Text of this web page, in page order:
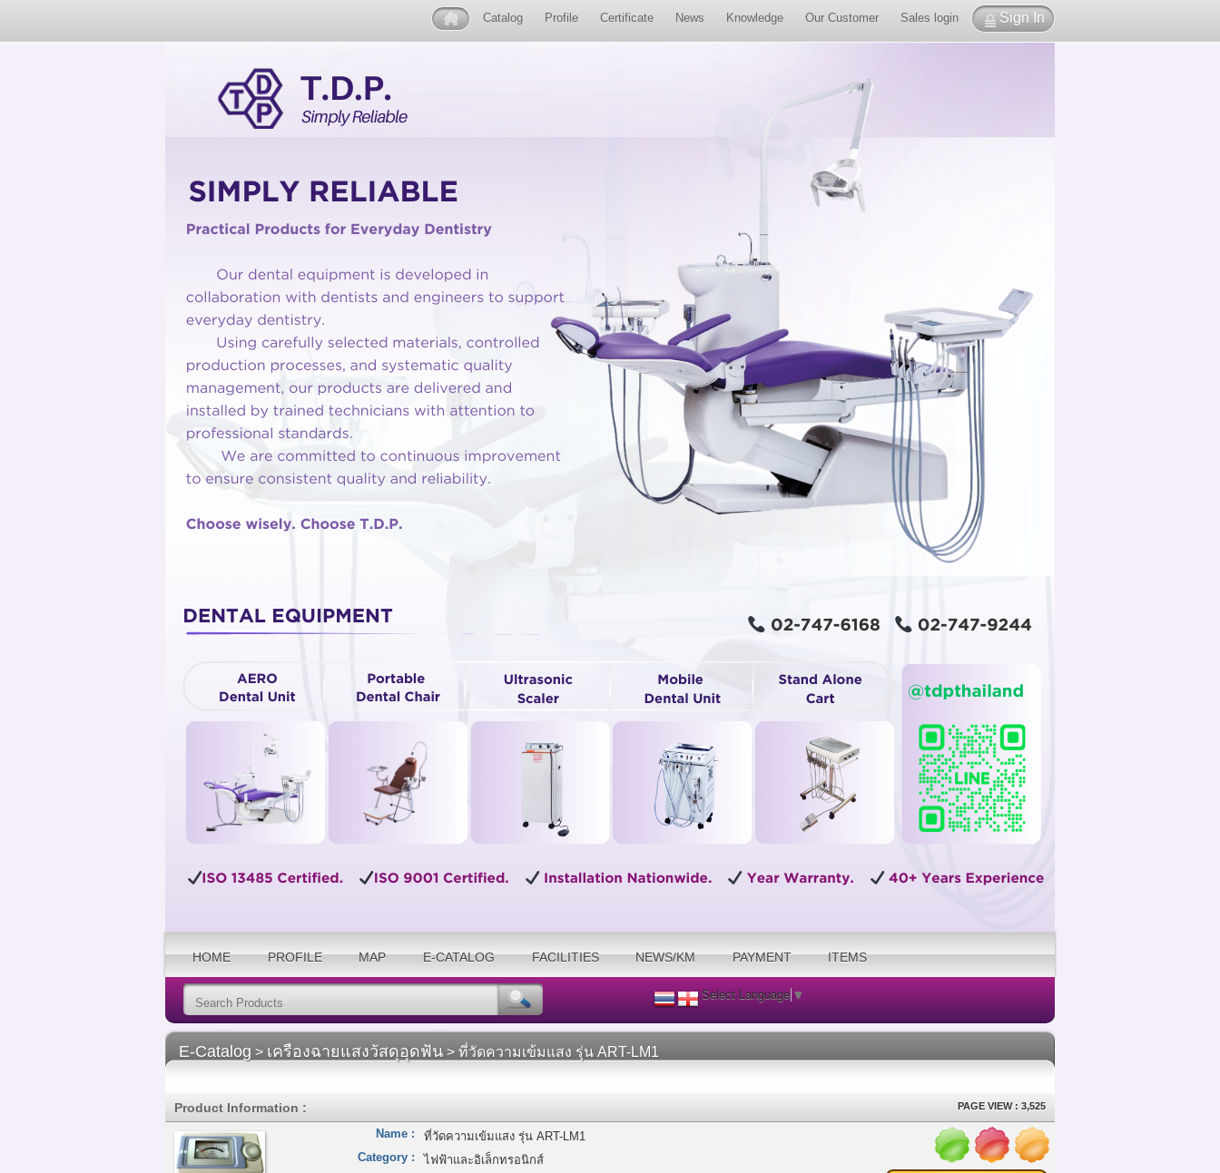
Catalog Profile Certificate News Knowledge Our Customer Sales login Sign In
HOME PROFILE MAP E-CATALOG FACILITIES NEWS/KM PAYMENT ITEMS
Select Language ▼
E-Catalog > เครืองฉายแสงวัสดุอุดฟัน > ที่วัดความเข้มแสง รุ่น ART-LM1
PAGE VIEW : 3,525
Product Information :
Name :
ที่วัดความเข้มแสง รุ่น ART-LM1
Category :
ไฟฟ้าและอิเล็กทรอนิกส์